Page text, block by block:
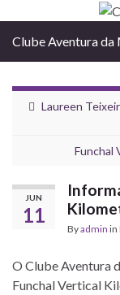
Clube Aventura da
Laureen
Funchal
JUN
11
Byadmin in
O Clube Aventura
Funchal Vertical